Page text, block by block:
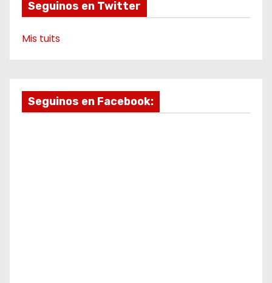
Seguinos en Twitter
Mis tuits
Seguinos en Facebook: